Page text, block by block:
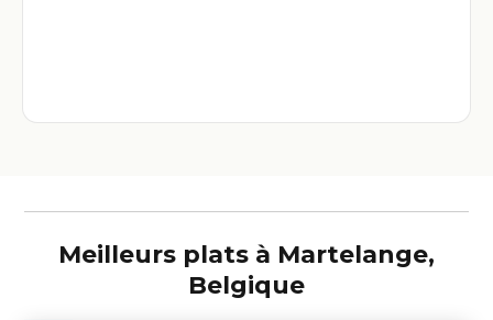
Meilleurs plats à Martelange,
Belgique